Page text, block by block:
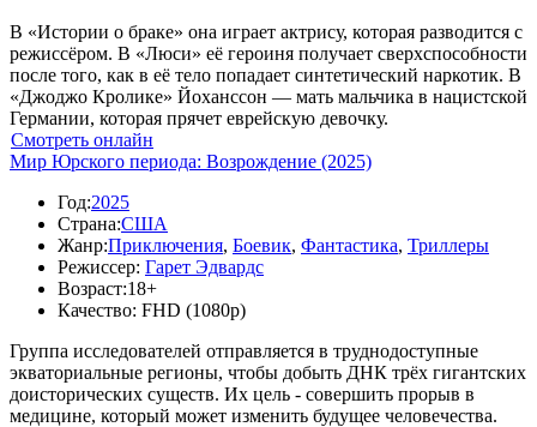
В «Истории о браке» она играет актрису, которая разводится с
режиссёром. В «Люси» её героиня получает сверхспособности
после того, как в её тело попадает синтетический наркотик. В
«Джоджо Кролике» Йоханссон — мать мальчика в нацистской
Германии, которая прячет еврейскую девочку.
Смотреть онлайн
Мир Юрского периода: Возрождение (2025)
Год:2025
Страна:США
Жанр:Приключения, Боевик, Фантастика, Триллеры
Режиссер: Гарет Эдвардс
Возраст:18+
Качество: FHD (1080p)
Группа исследователей отправляется в труднодоступные
экваториальные регионы, чтобы добыть ДНК трёх гигантских
доисторических существ. Их цель - совершить прорыв в
медицине, который может изменить будущее человечества.